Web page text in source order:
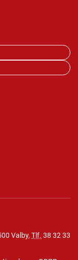
Valby, Tlf. 38 32 33